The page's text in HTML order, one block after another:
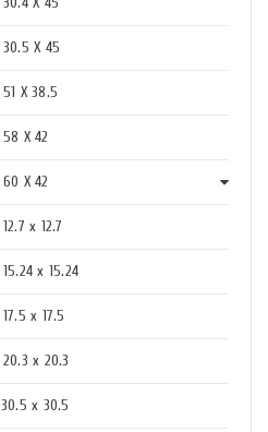
X 45
X 38.5
X 42
X 42
x 12.7
x 15.24
х 17.5
х 20.3
х 30.5